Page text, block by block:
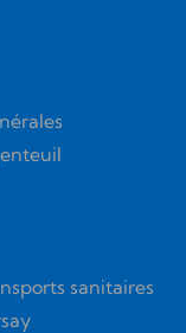
sanitaires